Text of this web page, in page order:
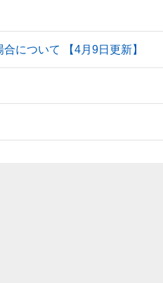
について 【4月9日更新】